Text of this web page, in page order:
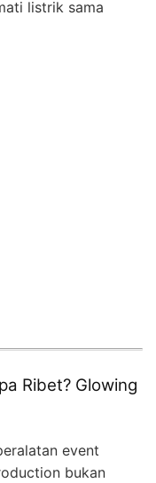
listrik sama
Ribet? Glowing
event
bukan